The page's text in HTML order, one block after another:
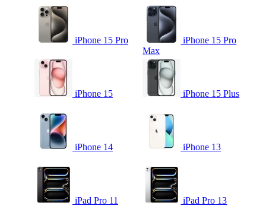
iPhone 15 Pro
iPhone 15 Pro
Max
iPhone 15 iPhone 15 Plus
iPhone 14 iPhone 13
iPad Pro 11 iPad Pro 13